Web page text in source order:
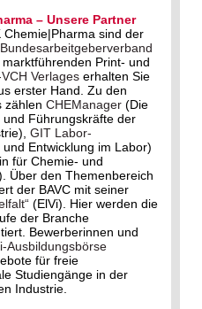
– Unsere Partner
Chemie|Pharma sind der
Bundesarbeitgeberverband
Print- und
Verlages erhalten Sie
erster Hand. Zu den
zählen CHEManager (Die
Führungskräfte der
GIT Labor-
Entwicklung im Labor)
für Chemie- und
Über den Themenbereich
der BAVC mit seiner
(ElVi). Hier werden die
der Branche
Bewerberinnen und
Ausbildungsbörse
für freie
Studiengänge in der
Industrie.